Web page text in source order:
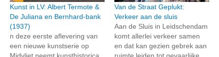
Kunst in LV: Albert Termote &
De Juliana en Bernhard-bank
(1937)
n deze eerste aflevering van
een nieuwe kunstserie op
Van de Straat Geplukt:
Verkeer aan de sluis
Aan de Sluis in Leidschendam
komt allerlei verkeer samen
en dat kan gezien gebrek aan